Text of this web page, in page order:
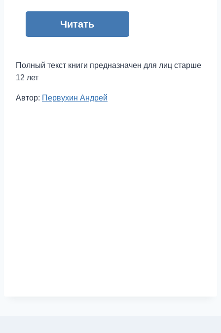
Читать
Полный текст книги предназначен для лиц старше
12 лет
Метки
Автор: Первухин Андрей